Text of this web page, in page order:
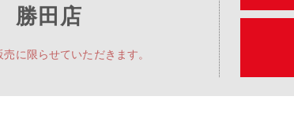
勝田店
売に限らせていただきます。